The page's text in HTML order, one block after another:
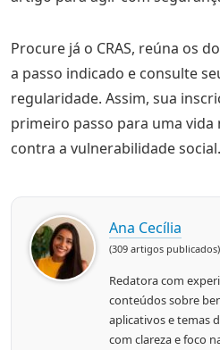
Procure já o CRAS, reúna os
a passo indicado e consulte
regularidade. Assim, sua
primeiro passo para uma
contra a vulnerabilidade social.
Ana Cecília
(309 artigos publicados)
Redatora com
conteúdos sobre
aplicativos e temas
com clareza e foco